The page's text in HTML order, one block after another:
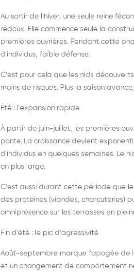
Au sortir de l'hiver, une seule reine
redoux. Elle commence seule la
premières ouvrières. Pendant cette
d'individus, faible défense.
C'est pour cela que les nids découverts
moins de risques. Plus la saison
Été : l'expansion rapide
À partir de juin-juillet, les premières
ponte. La croissance devient
d'individus en quelques semaines. Le
en plus large.
C'est aussi durant cette période que
des protéines (viandes, charcuteries)
omniprésence sur les terrasses en
Fin d'été : le pic d'agressivité
Août-septembre marque l'apogée de
et un changement de comportement